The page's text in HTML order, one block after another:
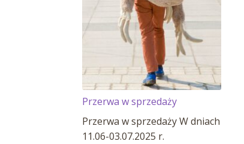
Przerwa w sprzedaży
Przerwa w sprzedaży W dniach
11.06-03.07.2025 r.